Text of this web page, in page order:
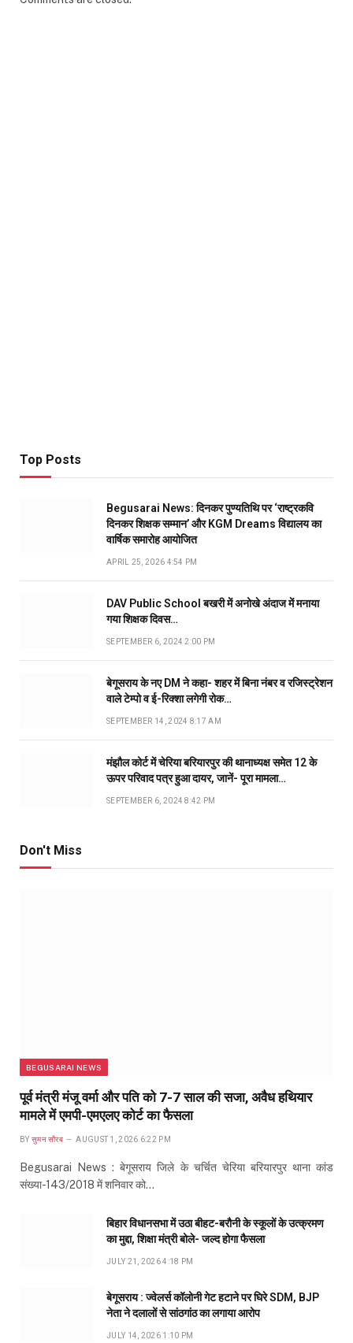
Top Posts
Begusarai News: दिनकर पुण्यतिथि पर ‘राष्ट्रकवि
दिनकर शिक्षक सम्मान’ और KGM Dreams विद्यालय का
वार्षिक समारोह आयोजित
APRIL 25, 2026 4:54 PM
DAV Public School बखरी में अनोखे अंदाज में मनाया
गया शिक्षक दिवस…
SEPTEMBER 6, 2024 2:00 PM
बेगूसराय के नए DM ने कहा- शहर में बिना नंबर व रजिस्ट्रेशन
वाले टेम्पो व ई-रिक्शा लगेगी रोक…
SEPTEMBER 14, 2024 8:17 AM
मंझौल कोर्ट में चेरिया बरियारपुर की थानाध्यक्ष समेत 12 के
ऊपर परिवाद पत्र हुआ दायर, जानें- पूरा मामला…
SEPTEMBER 6, 2024 8:42 PM
Don't Miss
BEGUSARAI NEWS
पूर्व मंत्री मंजू वर्मा और पति को 7-7 साल की सजा, अवैध हथियार
मामले में एमपी-एमएलए कोर्ट का फैसला
BY सुमन सौरब AUGUST 1, 2026 6:22 PM
Begusarai News : बेगूसराय जिले के चर्चित चेरिया बरियारपुर थाना कांड
संख्या-143/2018 में शनिवार को…
बिहार विधानसभा में उठा बीहट-बरौनी के स्कूलों के उत्क्रमण
का मुद्दा, शिक्षा मंत्री बोले- जल्द होगा फैसला
JULY 21, 2026 4:18 PM
बेगूसराय : ज्वेलर्स कॉलोनी गेट हटाने पर घिरे SDM, BJP
नेता ने दलालों से सांठगांठ का लगाया आरोप
JULY 14, 2026 1:10 PM